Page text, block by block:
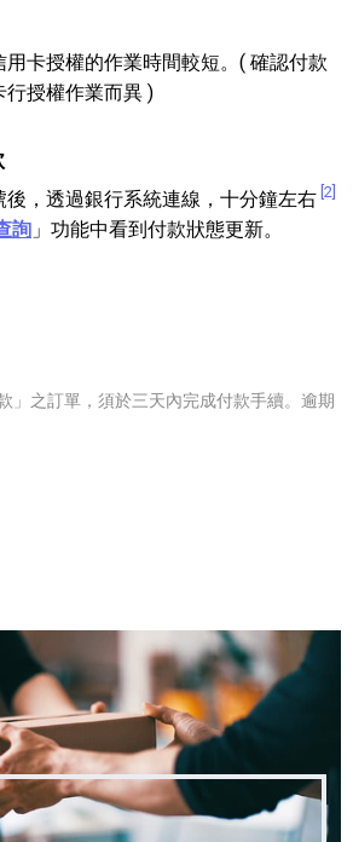
卡授權的作業時間較短。( 確認付款
行授權作業而異 )
後，透過銀行系統連線，十分鐘左右 [2]
詢 」功能中看到付款狀態更新。
」之訂單，須於三天內完成付款手續。逾期